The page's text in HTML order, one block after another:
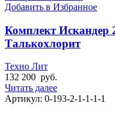
Добавить в Избранное
Комплект Искандер
Талькохлорит
Техно Лит
132 200 руб.
Читать далее
Артикул: 0-193-2-1-1-1-1